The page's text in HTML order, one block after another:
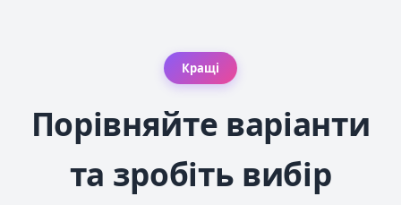
Кращі
Порівняйте варіанти
та зробіть вибір